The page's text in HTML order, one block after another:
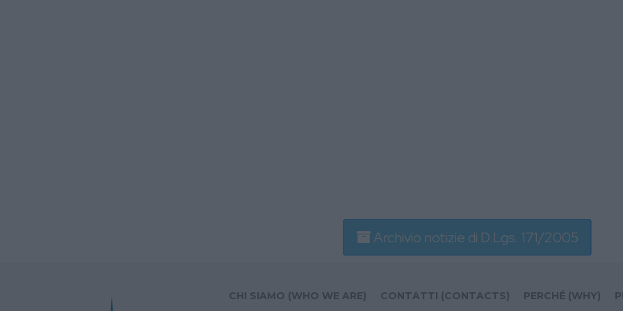
Archivio notizie di D.Lgs. 171/2005
CHI SIAMO (WHO WE ARE) CONTATTI (CONTACTS) PERCHÉ (WHY)